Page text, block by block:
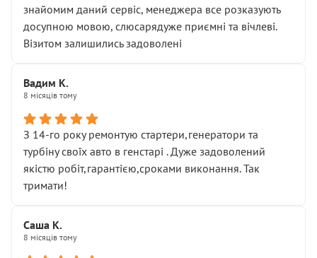
знайомим даний сервіс, менеджера все розказують
досупною мовою, слюсарядуже приємні та вічлеві.
Візитом залишились задоволені
Вадим К.
8 місяців тому
З 14-го року ремонтую стартери,генератори та
турбіну своїх авто в генстарі . Дуже задоволений
якістю робіт,гарантією,сроками виконання. Так
тримати!
Саша К.
8 місяців тому